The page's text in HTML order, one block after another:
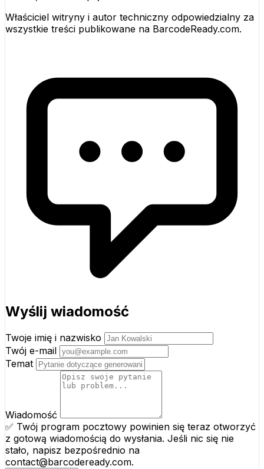
Właściciel witryny i autor techniczny odpowiedzialny za
wszystkie treści publikowane na BarcodeReady.com.
Wyślij wiadomość
Twoje imię i nazwisko
Twój e-mail
Temat
Wiadomość
✅ Twój program pocztowy powinien się teraz otworzyć
z gotową wiadomością do wysłania. Jeśli nic się nie
stało, napisz bezpośrednio na
contact@barcodeready.com.